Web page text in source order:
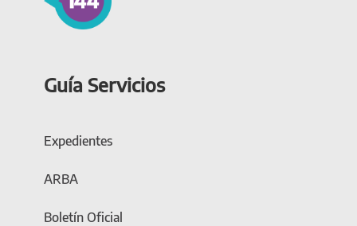
Guía Servicios
Expedientes
ARBA
Boletín Oficial